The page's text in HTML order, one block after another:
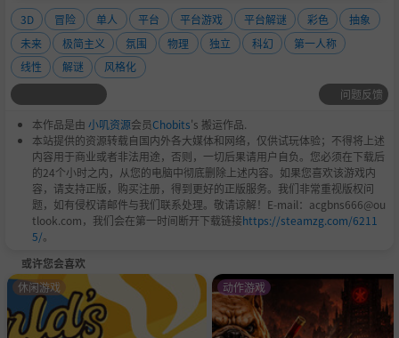
3D 冒险 单人 平台 平台游戏 平台解谜 彩色
抽象
未来
极简主义 氛围 物理 独立 科幻
第一人称
线性
解谜
风格化
问题反馈
本作品是由 小叽资源会员Chobits's 搬运作品.
本站提供的资源转载自国内外各大媒体和网络，仅供试玩体验；不得将上述
内容用于商业或者非法用途，否则，一切后果请用户自负。您必须在下载后
的24个小时之内，从您的电脑中彻底删除上述内容。如果您喜欢该游戏内
容，请支持正版，购买注册，得到更好的正版服务。我们非常重视版权问
题，如有侵权请邮件与我们联系处理。敬请谅解！E-mail：acgbns666@ou
tlook.com，我们会在第一时间断开下载链接https://steamzg.com/6211
5/。
或许您会喜欢
休闲游戏 动作游戏